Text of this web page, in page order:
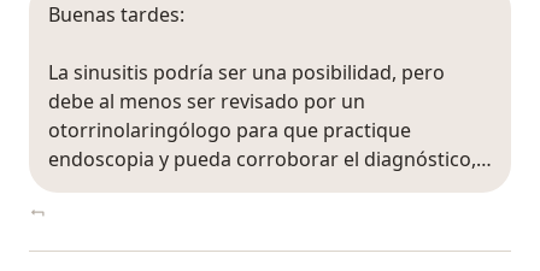
Buenas tardes:
La sinusitis podría ser una posibilidad, pero
debe al menos ser revisado por un
otorrinolaringólogo para que practique
endoscopia y pueda corroborar el diagnóstico,…